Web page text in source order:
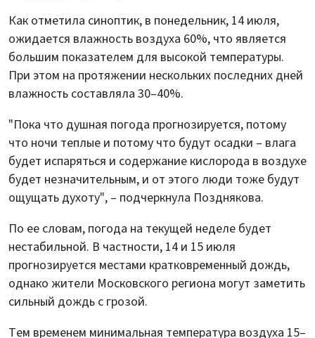
Как отметила синоптик, в понедельник, 14 июля,
ожидается влажность воздуха 60%, что является
большим показателем для высокой температуры.
При этом на протяжении нескольких последних дней
влажность составляла 30–40%.
"Пока что душная погода прогнозируется, потому
что ночи теплые и потому что будут осадки – влага
будет испаряться и содержание кислорода в воздухе
будет незначительным, и от этого люди тоже будут
ощущать духоту", – подчеркнула Позднякова.
По ее словам, погода на текущей неделе будет
нестабильной. В частности, 14 и 15 июля
прогнозируется местами кратковременный дождь,
однако жители Московского региона могут заметить
сильный дождь с грозой.
Тем временем минимальная температура воздуха 15–